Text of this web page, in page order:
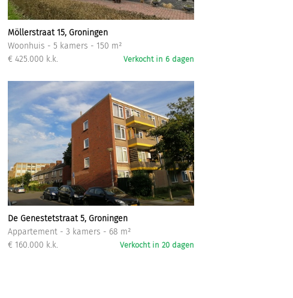
Möllerstraat 15, Groningen
Woonhuis - 5 kamers - 150 m²
€ 425.000 k.k.
Verkocht in 6 dagen
De Genestetstraat 5, Groningen
Appartement - 3 kamers - 68 m²
€ 160.000 k.k.
Verkocht in 20 dagen